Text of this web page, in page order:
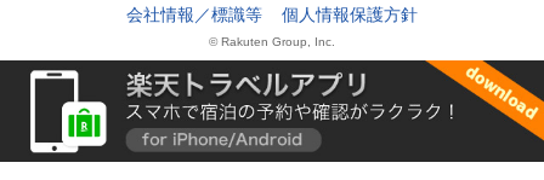
会社情報／標識等 個人情報保護方針
© Rakuten Group, Inc.